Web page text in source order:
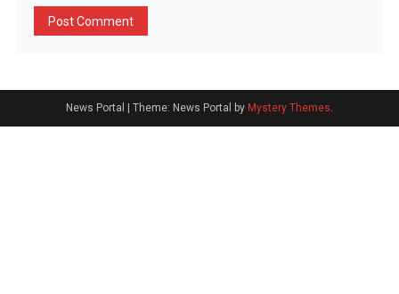
News Portal Theme: News Portal by Mystery Themes.